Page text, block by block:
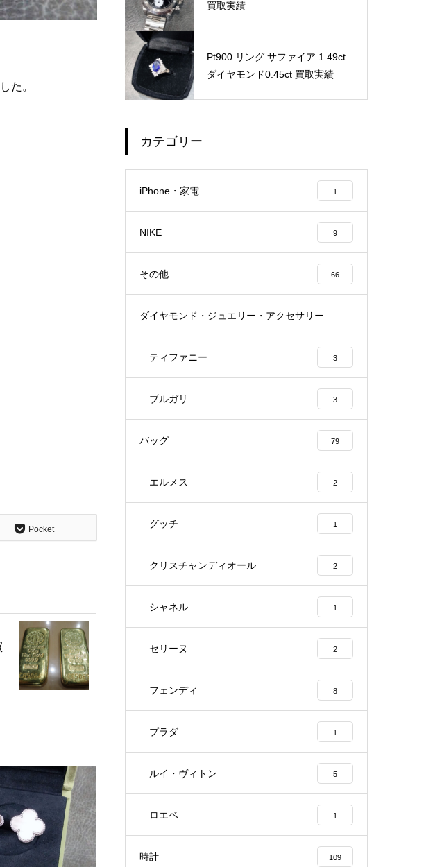
た。
Pocket
買取実績
Pt900 リング サファイア 1.49ct
ダイヤモンド0.45ct 買取実績
カテゴリー
iPhone・家電 1
NIKE 9
その他 66
ダイヤモンド・ジュエリー・アクセサリー
ティファニー 3
ブルガリ 3
バッグ 79
エルメス 2
グッチ 1
クリスチャンディオール 2
シャネル 1
セリーヌ 2
フェンディ 8
プラダ 1
ルイ・ヴィトン 5
ロエベ 1
時計 109